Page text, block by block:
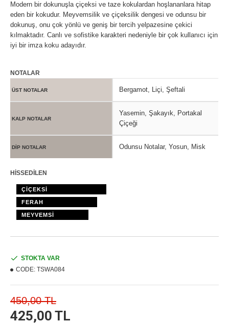
Modern bir dokunuşla çiçeksi ve taze kokulardan hoşlananlara hitap
eden bir kokudur. Meyvemsilik ve çiçeksilik dengesi ve odunsu bir
dokunuş, onu çok yönlü ve geniş bir tercih yelpazesine çekici
kılmaktadır. Canlı ve sofistike karakteri nedeniyle bir çok kullanıcı için
iyi bir imza koku adayıdır.
NOTALAR
ÜST NOTALAR Bergamot, Liçi, Şeftali
KALP NOTALAR
Yasemin, Şakayık, Portakal
Çiçeği
DİP NOTALAR Odunsu Notalar, Yosun, Misk
HİSSEDİLEN
ÇİÇEKSİ
FERAH
MEYVEMSİ
425,00 TL
450,00 TL
STOKTA VAR
CODE: TSWA084